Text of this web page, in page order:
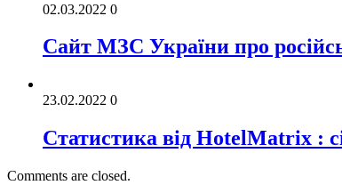
02.03.2022 0
Cайт МЗС України про
23.02.2022 0
Статистика від HotelMatrix :
Comments are closed.